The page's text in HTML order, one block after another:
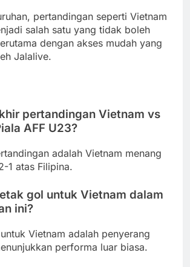
pertandingan seperti Vietnam
salah satu yang tidak boleh
dengan akses mudah yang
Jalalive.
pertandingan Vietnam vs
AFF U23?
adalah Vietnam menang
1 atas Filipina.
gol untuk Vietnam dalam
ini?
Vietnam adalah penyerang
performa luar biasa.